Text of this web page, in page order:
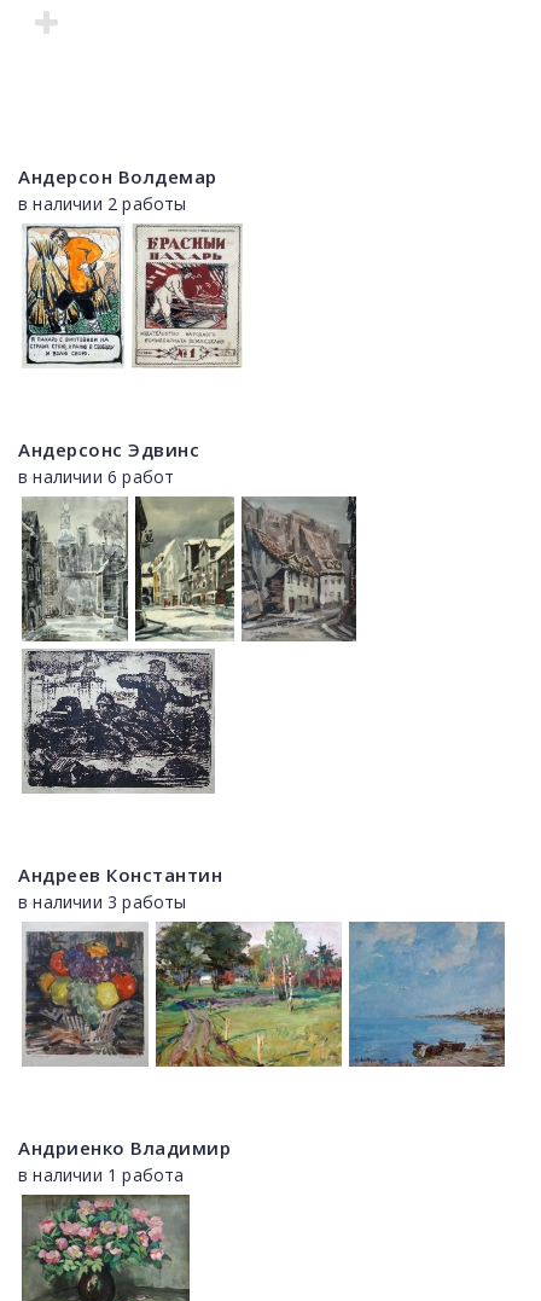
Андерсон Волдемар
в наличии 2 работы
Андерсонс Эдвинс
в наличии 6 работ
Андреев Константин
в наличии 3 работы
Андриенко Владимир
в наличии 1 работа